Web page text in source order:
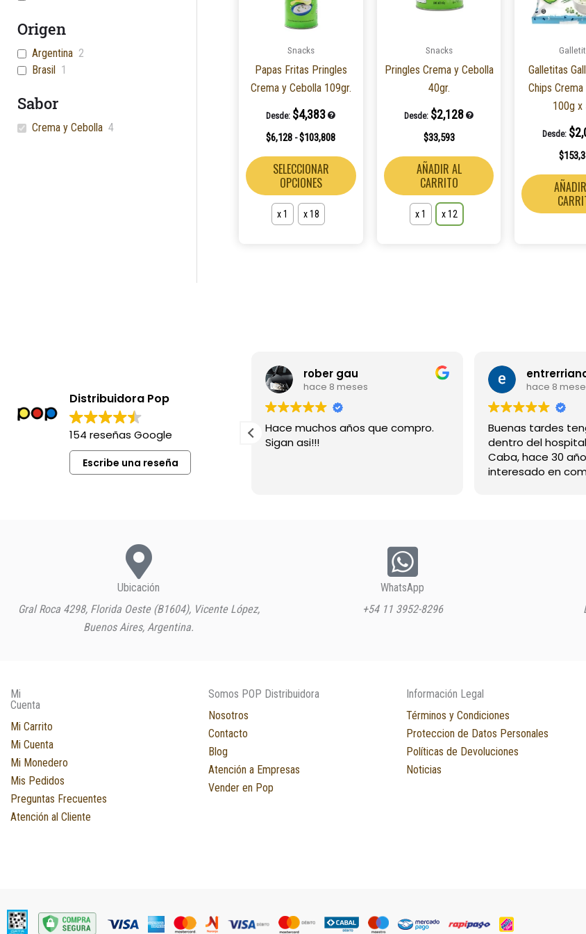
Origen
Argentina 2
Brasil 1
Sabor
Crema y Cebolla 4
Snacks
Papas Fritas Pringles
Crema y Cebolla 109gr.
Desde: $4,383
$6,128 -$103,808
SELECCIONAR
OPCIONES
pueden
producto
x 1 x 18
Snacks
Pringles Crema y Cebolla
40gr.
Desde: $2,128
$33,593
AÑADIR AL
CARRITO
pueden
producto
x 1 x 12
Galletitas
Chips
100g x
Desde: $
$
Distribuidora Pop
154 reseñas Google
Escribe una reseña
Excelente siempre !
rober gau
hace 8 meses
Hace muchos años que compro.
Sigan asi!!!
hace 8
Buenas tardes
dentro del
Caba, hace 30
interesado en
Ubicación
Gral Roca 4298, Florida Oeste (B1604), Vicente López,
Buenos Aires, Argentina.
WhatsApp
+54 11 3952-8296
Mi
Cuenta
Mi Carrito
Mi Cuenta
Mi Monedero
Mis Pedidos
Preguntas Frecuentes
Atención al Cliente
Somos POP Distribuidora
Nosotros
Contacto
Blog
Atención a Empresas
Vender en Pop
Información Legal
Términos y Condiciones
Proteccion de Datos Personales
Políticas de Devoluciones
Noticias